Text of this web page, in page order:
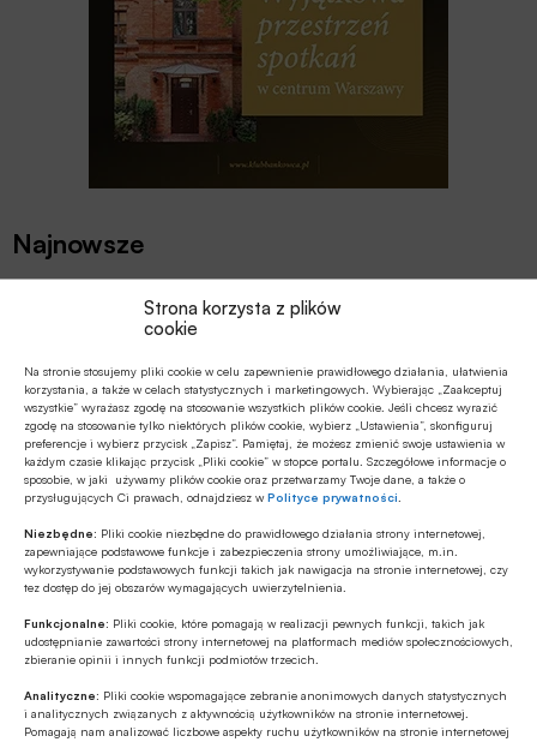
Strona korzysta z plików
cookie
Na stronie stosujemy pliki cookie w celu zapewnienie prawidłowego działania, ułatwienia
korzystania, a także w celach statystycznych i marketingowych. Wybierając „Zaakceptuj
wszystkie” wyrażasz zgodę na stosowanie wszystkich plików cookie. Jeśli chcesz wyrazić
zgodę na stosowanie tylko niektórych plików cookie, wybierz „Ustawienia”, skonfiguruj
preferencje i wybierz przycisk „Zapisz”. Pamiętaj, że możesz zmienić swoje ustawienia w
każdym czasie klikając przycisk „Pliki cookie” w stopce portalu. Szczegółowe informacje o
sposobie, w jaki używamy plików cookie oraz przetwarzamy Twoje dane, a także o
przysługujących Ci prawach, odnajdziesz wPolityce prywatności
Niezbędne: Pliki cookie niezbędne do prawidłowego działania strony internetowej,
zapewniające podstawowe funkcje i zabezpieczenia strony umożliwiające, m.in.
wykorzystywanie podstawowych funkcji takich jak nawigacja na stronie internetowej, czy
tez dostęp do jej obszarów wymagających uwierzytelnienia.
Funkcjonalne: Pliki cookie, które pomagają w realizacji pewnych funkcji, takich jak
udostępnianie zawartości strony internetowej na platformach mediów społecznościowych,
zbieranie opinii i innych funkcji podmiotów trzecich.
Analityczne: Pliki cookie wspomagające zebranie anonimowych danych statystycznych
i analitycznych związanych z aktywnością użytkowników na stronie internetowej.
Pomagają nam analizować liczbowe aspekty ruchu użytkowników na stronie internetowej
Najnowsze
GOSPODARKA
BIG InfoMonitor o przyczynach
commerce
CYBERBEZPIECZEŃSTWO
Apel Rady Przedsiębiorczości ws.
polskiego stanowiska w pracach Rady
UE nad pakietem Digital Omnibus
CYBERBEZPIECZEŃSTWO
W PKO Banku Polskim już działa
pierwszy suwerenny agent AI
ESG
wpływie zmian demograficznych na
polski rynek pracy